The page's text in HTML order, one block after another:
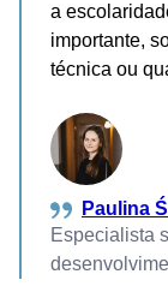
a
importante,
técnica ou
Paulina
Especialista